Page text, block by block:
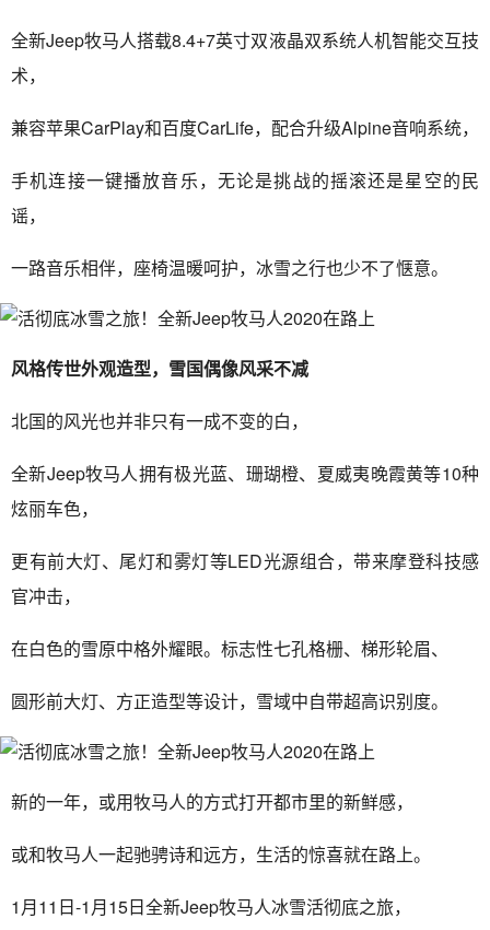
全新Jeep牧马人搭载8.4+7英寸双液晶双系统人机智能交互技
术，
兼容苹果CarPlay和百度CarLife，配合升级Alpine音响系统，
手机连接一键播放音乐，无论是挑战的摇滚还是星空的民
谣，
一路音乐相伴，座椅温暖呵护，冰雪之行也少不了惬意。
风格传世外观造型，雪国偶像风采不减
北国的风光也并非只有一成不变的白，
全新Jeep牧马人拥有极光蓝、珊瑚橙、夏威夷晚霞黄等10种
炫丽车色，
更有前大灯、尾灯和雾灯等LED光源组合，带来摩登科技感
官冲击，
在白色的雪原中格外耀眼。标志性七孔格栅、梯形轮眉、
圆形前大灯、方正造型等设计，雪域中自带超高识别度。
新的一年，或用牧马人的方式打开都市里的新鲜感，
或和牧马人一起驰骋诗和远方，生活的惊喜就在路上。
1月11日-1月15日全新Jeep牧马人冰雪活彻底之旅，